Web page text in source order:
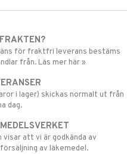
för fraktfri leverans bestäms
från. Läs mer här »
i lager) skickas normalt ut från
dag.
visar att vi är godkända av
av läkemedel.